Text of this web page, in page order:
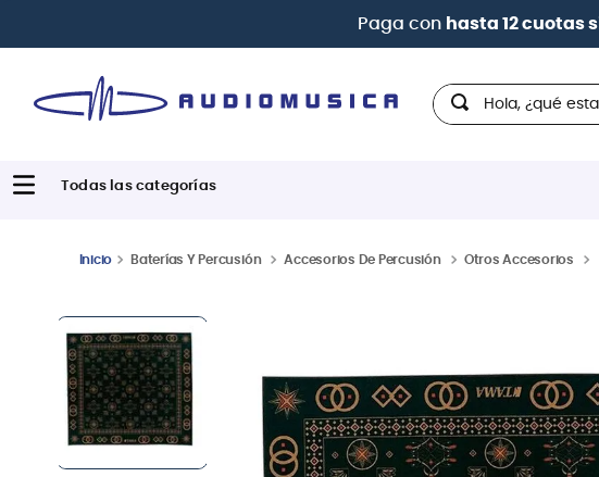
| Paga en
Hola, ¿qué estas
Baterías Y Percusión Accesorios De Percusión Otros Accesorios